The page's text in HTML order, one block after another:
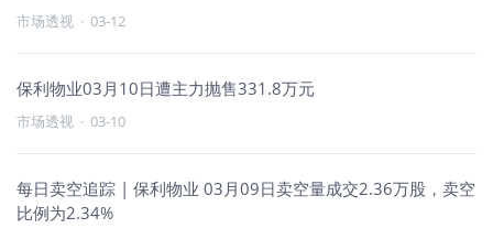
市场透视 · 03-12
保利物业03月10日遭主力抛售331.8万元
市场透视 · 03-10
每日卖空追踪 | 保利物业 03月09日卖空量成交2.36万股，卖空
比例为2.34%